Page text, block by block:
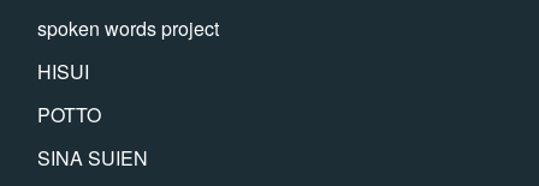
spoken words project
HISUI
POTTO
SINA SUIEN